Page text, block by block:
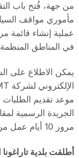
من جهة، فُتح باب
مأموري مواقف
عملية إنشاء
في المناطق
يمكن الاطلاع على
موعد تقديم الطلبات
مرور 10 أيام عمل من ذلك التاريخ.
أطلقت بلدية